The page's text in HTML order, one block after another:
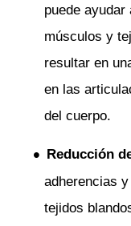
puede
músculos y
resultar en
en las
del cuerpo.
Reducción
adherencias
tejidos